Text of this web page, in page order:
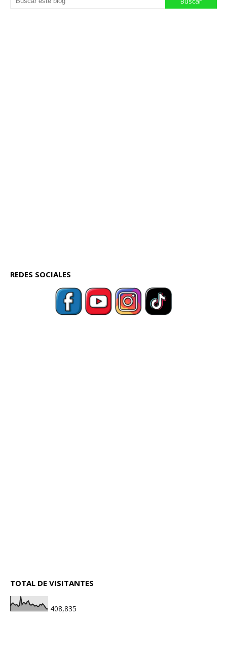
REDES SOCIALES
TOTAL DE VISITANTES
408,835